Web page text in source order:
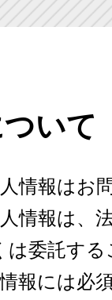
いて
情報はお
情報は、
委託する
報には必